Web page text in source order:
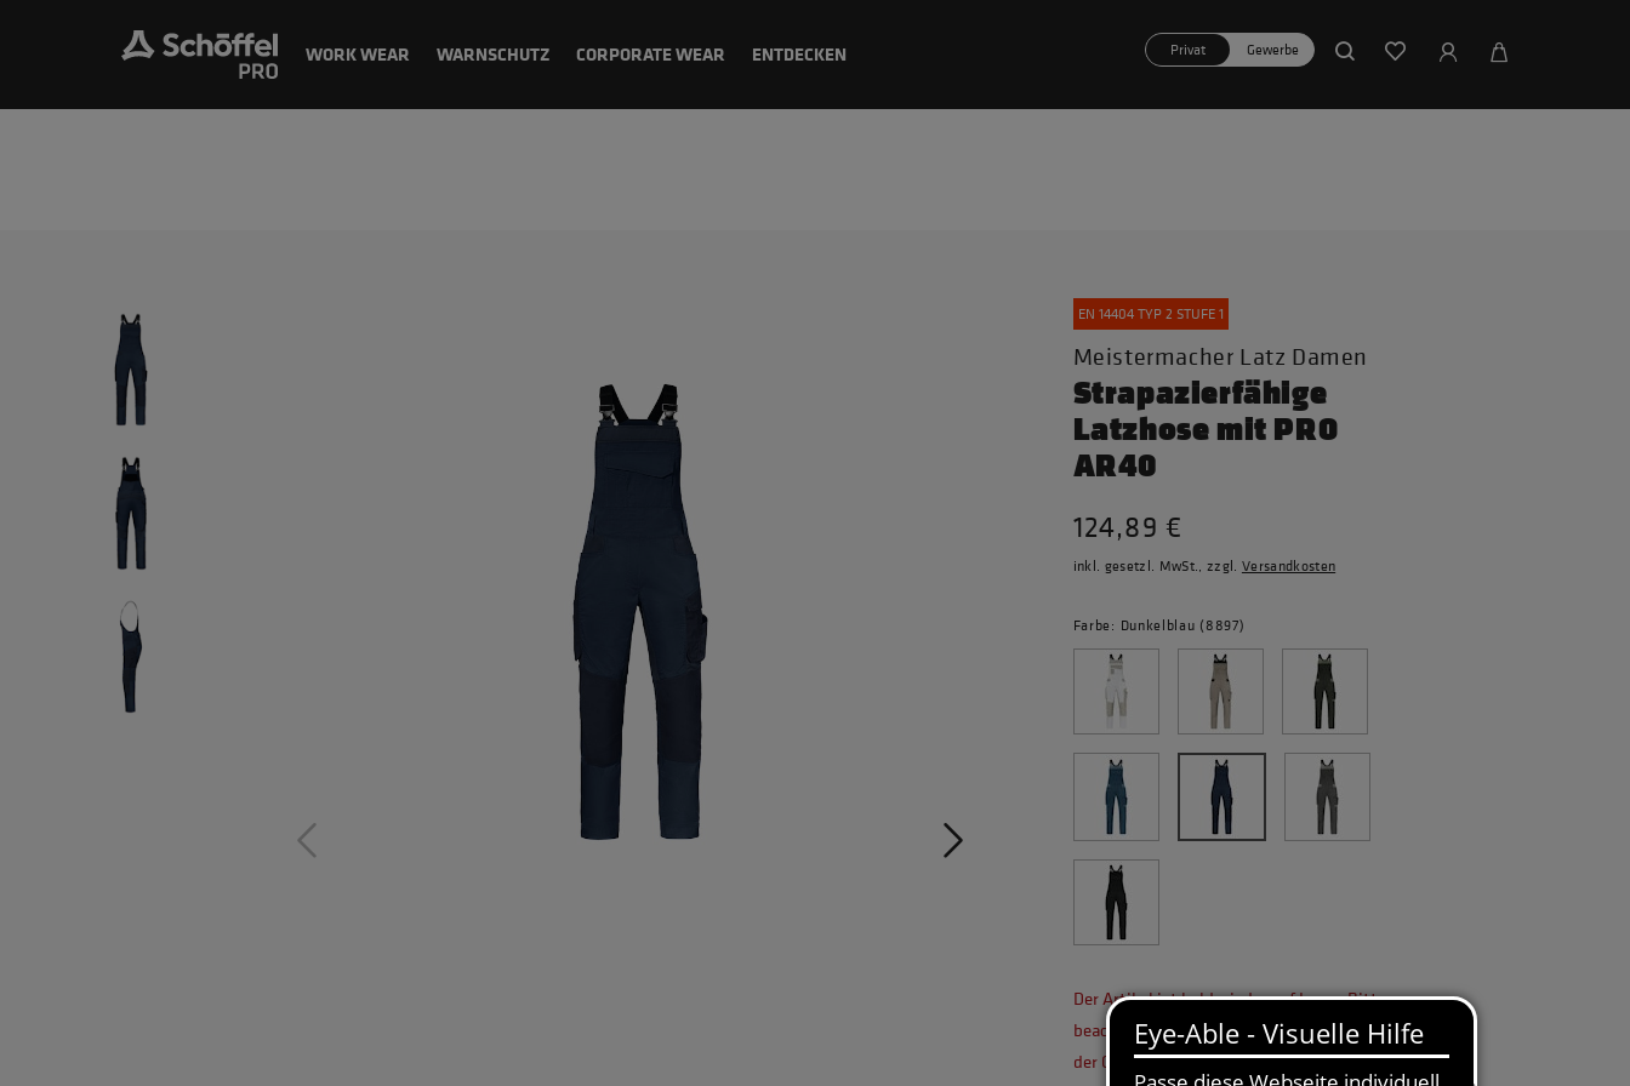
WORK WEAR WARNSCHUTZ CORPORATE WEAR ENTDECKEN Privat Gewerbe
EN 14404 TYP 2 STUFE 1
Meistermacher Latz Damen
Strapazierfähige
Latzhose mit PRO
AR40
124,89 €
inkl. gesetzl. MwSt., zzgl. Versandkosten
Farbe: Dunkelblau (8897)
Der Artikel ist bald wieder auf Lager. Bitte
beachten Sie den voraussichtlichen Zulauf in
der Größenauswahl.